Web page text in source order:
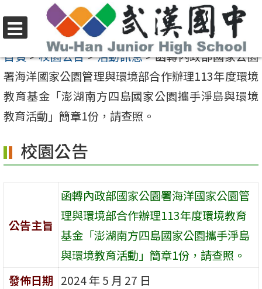
至
要
內
容
選
單
首頁>校園公告>活動訊息>函轉內政部國家公園
署海洋國家公園管理與環境部合作辦理113年度環境
教育基金「澎湖南方四島國家公園攜手淨島與環境
教育活動」簡章1份，請查照。
校園公告
公告主旨
函轉內政部國家公園署海洋國家公園管
理與環境部合作辦理113年度環境教育
基金「澎湖南方四島國家公園攜手淨島
與環境教育活動」簡章1份，請查照。
發佈日期 2024 年 5 月 27 日